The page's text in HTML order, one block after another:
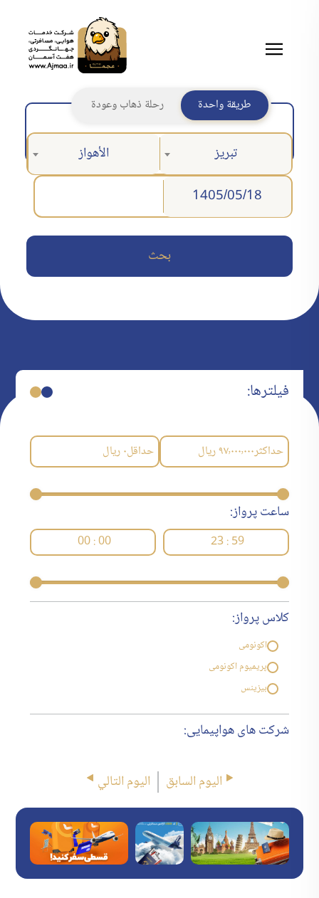
طريقة واحدة رحلة ذهاب وعودة
تبريز الأهواز
بحث
فیلترها:
حداکثر۹۷٬۰۰۰٬۰۰۰ریال حداقل۰ریال
ساعت پرواز:
23 : 59
00 : 00
کلاس پرواز:
اکونومی
پریمیوم اکونومی
بیزینس
شرکت های هواپیمایی:
اليوم السابق اليوم التالي